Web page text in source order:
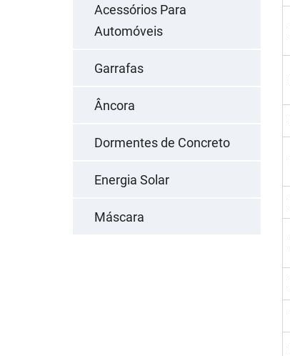
Acessórios Para
Automóveis
Garrafas
Âncora
Dormentes de Concreto
Energia Solar
Máscara